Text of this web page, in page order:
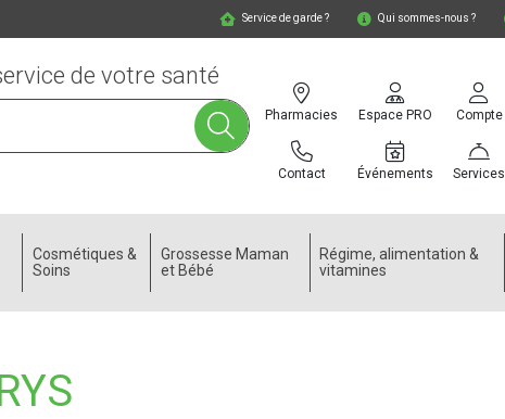
Service de garde ? Qui sommes-nous ?
Pharmacies
Contact
Espace PRO
Événements
Compte
Services
de votre santé
Cosmétiques &
Soins
Grossesse Maman
et Bébé
Régime, alimentation &
vitamines